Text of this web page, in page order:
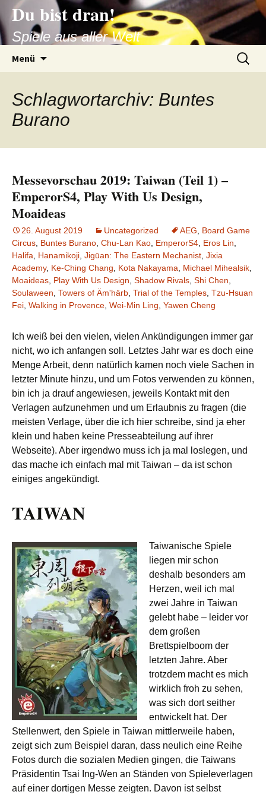
Zum
Inhalt
springen
Du bist dran!
Spiele aus aller Welt
Menü
Suchen
nach:
Schlagwortarchiv: Buntes
Burano
Messevorschau 2019: Taiwan (Teil 1) –
EmperorS4, Play With Us Design,
Moaideas
26. August 2019 Uncategorized AEG
Board Game
Circus Buntes Burano Chu-Lan Kao EmperorS4 Eros Lin
Halifa
Hanamikoji Jigūan: The Eastern Mechanist Jixia
Academy, Ke-Ching Chang Kota Nakayama Michael Mihealsik
Moaideas Play With Us Design Shadow Rivals Shi Chen
Soulaween Towers of Äm'härb Trial of the Temples Tzu-Hsuan
Fei Walking in Provence Wei-Min Ling Yawen Cheng
Ich weiß bei den vielen, vielen Ankündigungen immer gar
nicht, wo ich anfangen soll. Letztes Jahr war es doch eine
Menge Arbeit, denn natürlich kamen noch viele Sachen in
letzter Minute hinzu, und um Fotos verwenden zu können,
bin ich ja drauf angewiesen, jeweils Kontakt mit den
Verlagen aufzunehmen und um Erlaubnis zu fragen (die
meisten Verlage, über die ich hier schreibe, sind ja eher
klein und haben keine Presseabteilung auf ihrer
Webseite). Aber irgendwo muss ich ja mal loslegen, und
das mache ich einfach mal mit Taiwan – da ist schon
einiges angekündigt.
TAIWAN
Taiwanische Spiele
liegen mir schon
deshalb besonders am
Herzen, weil ich mal
zwei Jahre in Taiwan
gelebt habe – leider vor
dem großen
Brettspielboom der
letzten Jahre. Aber
trotzdem macht es mich
wirklich froh zu sehen,
was sich dort seither
entwickelt hat. Der
Stellenwert, den Spiele in Taiwan mittlerweile haben,
zeigt sich zum Beispiel daran, dass neulich eine Reihe
Fotos durch die sozialen Medien gingen, die Taiwans
Präsidentin Tsai Ing-Wen an Ständen von Spieleverlagen
auf einer dortigen Messe zeigten. Davon ist selbst